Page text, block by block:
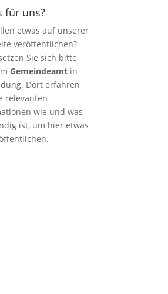
für uns?
etwas auf unserer
veröffentlichen?
Sie sich bitte
Gemeindeamt in
Dort erfahren
relevanten
wie und was
ist, um hier etwas